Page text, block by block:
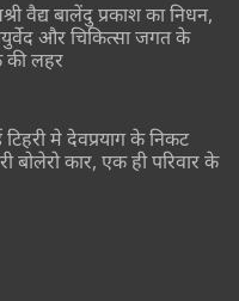
वैद्य बालेंदु प्रकाश का निधन,
और चिकित्सा जगत के
की लहर
मे देवप्रयाग के निकट
बोलेरो कार, एक ही परिवार के